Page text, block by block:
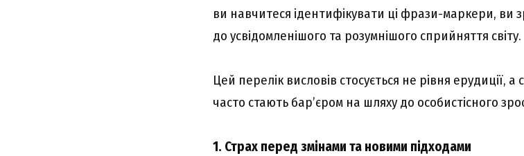
ви навчитеся ідентифікувати ці фрази-маркери,
до усвідомленішого та розумнішого сприйняття світу.
Цей перелік висловів стосується не рівня ерудиції,
часто стають бар’єром на шляху до особистісного
1. Страх перед змінами та новими підходами